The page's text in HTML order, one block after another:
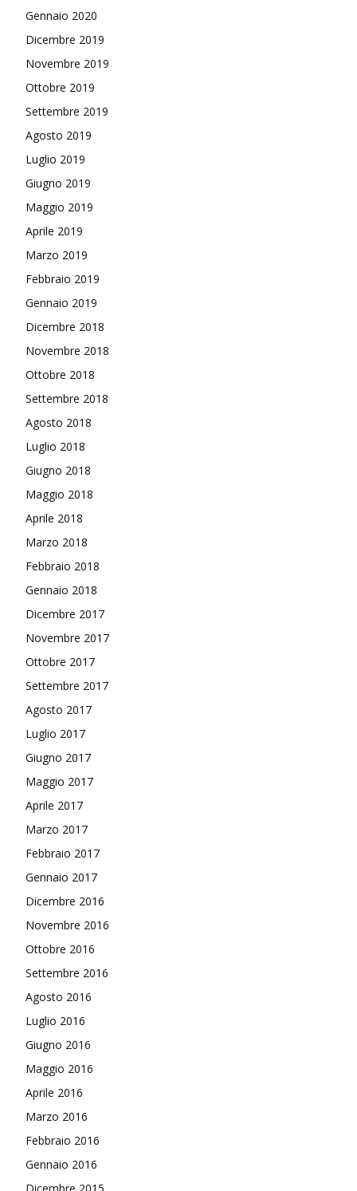
Gennaio 2020
Dicembre 2019
Novembre 2019
Ottobre 2019
Settembre 2019
Agosto 2019
Luglio 2019
Giugno 2019
Maggio 2019
Aprile 2019
Marzo 2019
Febbraio 2019
Gennaio 2019
Dicembre 2018
Novembre 2018
Ottobre 2018
Settembre 2018
Agosto 2018
Luglio 2018
Giugno 2018
Maggio 2018
Aprile 2018
Marzo 2018
Febbraio 2018
Gennaio 2018
Dicembre 2017
Novembre 2017
Ottobre 2017
Settembre 2017
Agosto 2017
Luglio 2017
Giugno 2017
Maggio 2017
Aprile 2017
Marzo 2017
Febbraio 2017
Gennaio 2017
Dicembre 2016
Novembre 2016
Ottobre 2016
Settembre 2016
Agosto 2016
Luglio 2016
Giugno 2016
Maggio 2016
Aprile 2016
Marzo 2016
Febbraio 2016
Gennaio 2016